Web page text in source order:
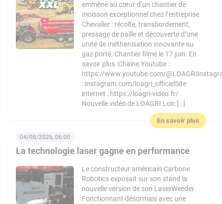
emmène au cœur d’un chantier de
moisson exceptionnel chez l’entreprise
Chevalier : récolte, transbordement,
pressage de paille et découverte d’une
unité de méthanisation innovante au
gaz porté. Chantier filmé le 17 juin. En
savoir plus :Chaîne Youtube :
https://www.youtube.com/
: instagram.com/loagri_officielSite
internet : https://loagri-video.fr/
Nouvelle vidéo de LOAGRI Loïc […]
En savoir plus
La technologie laser gagne en performance
04/08/2026, 06:00
Le constructeur américain Carbone
Robotics exposait sur son stand la
nouvelle version de son LaserWeeder.
Fonctionnant désormais avec une